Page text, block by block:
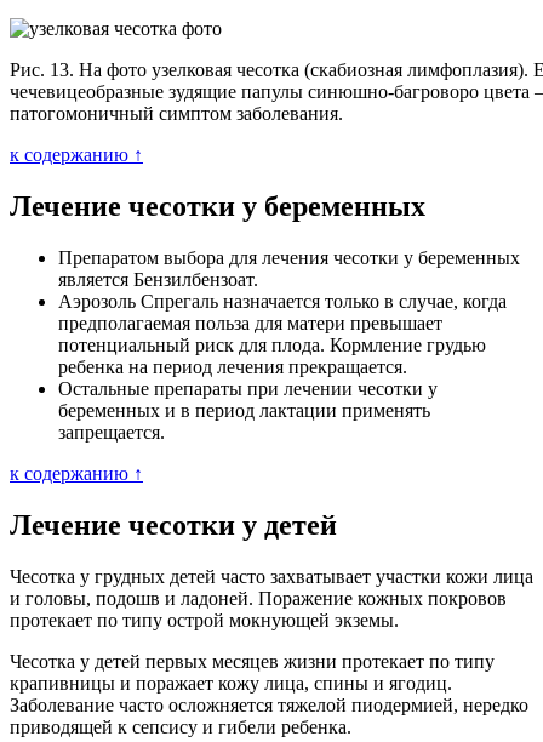
Рис. 13. На фото узелковая чесотка (скабиозная лимфоплазия).
чечевицеобразные зудящие папулы синюшно-багроворо цвета
патогомоничный симптом заболевания.
к содержанию ↑
Лечение чесотки у беременных
Препаратом выбора для лечения чесотки у беременных
является Бензилбензоат.
Аэрозоль Спрегаль назначается только в случае, когда
предполагаемая польза для матери превышает
потенциальный риск для плода. Кормление грудью
ребенка на период лечения прекращается.
Остальные препараты при лечении чесотки у
беременных и в период лактации применять
запрещается.
к содержанию ↑
Лечение чесотки у детей
Чесотка у грудных детей часто захватывает участки кожи лица
и головы, подошв и ладоней. Поражение кожных покровов
протекает по типу острой мокнующей экземы.
Чесотка у детей первых месяцев жизни протекает по типу
крапивницы и поражает кожу лица, спины и ягодиц.
Заболевание часто осложняется тяжелой пиодермией, нередко
приводящей к сепсису и гибели ребенка.